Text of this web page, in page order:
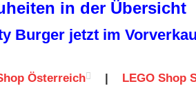
in der Übersicht
Burger jetzt im
Österreich LEGO Shop